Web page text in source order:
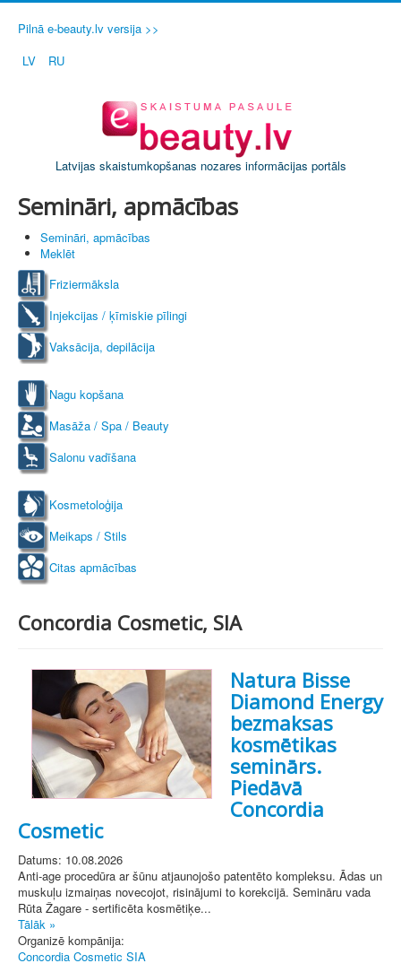
Pilnā e-beauty.lv versija >>
LV
RU
Latvijas skaistumkopšanas nozares informācijas portāls
Semināri, apmācības
Semināri, apmācības
Meklēt
Friziermāksla
Injekcijas / ķīmiskie pīlingi
Vaksācija, depilācija
Nagu kopšana
Masāža / Spa / Beauty
Salonu vadīšana
Kosmetoloģija
Meikaps / Stils
Citas apmācības
Concordia Cosmetic, SIA
Natura Bisse
Diamond Energy
bezmaksas
kosmētikas
seminārs.
Piedāvā
Concordia
Cosmetic
Datums: 10.08.2026
Anti-age procedūra ar šūnu atjaunojošo patentēto kompleksu. Ādas un
muskuļu izmaiņas novecojot, risinājumi to korekcijā. Semināru vada
Rūta Žagare - sertificēta kosmētiķe...
Tālāk »
Organizē kompānija:
Concordia Cosmetic SIA